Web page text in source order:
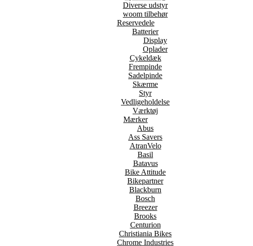
Diverse udstyr
woom tilbehør
Reservedele
Batterier
Display
Oplader
Cykeldæk
Frempinde
Sadelpinde
Skærme
Styr
Vedligeholdelse
Værktøj
Mærker
Abus
Ass Savers
AtranVelo
Basil
Batavus
Bike Attitude
Bikepartner
Blackburn
Bosch
Breezer
Brooks
Centurion
Christiania Bikes
Chrome Industries